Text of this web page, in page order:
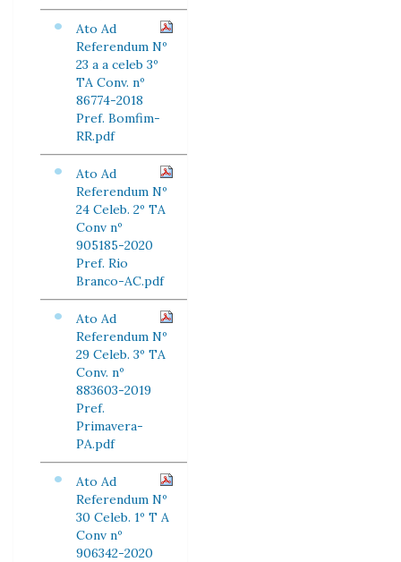
Ato Ad
Referendum Nº
23 a a celeb 3º
TA Conv. nº
86774-2018
Pref. Bomfim-
RR.pdf
Ato Ad
Referendum Nº
24 Celeb. 2º TA
Conv nº
905185-2020
Pref. Rio
Branco-AC.pdf
Ato Ad
Referendum Nº
29 Celeb. 3º TA
Conv. nº
883603-2019
Pref.
Primavera-
PA.pdf
Ato Ad
Referendum Nº
30 Celeb. 1º T A
Conv nº
906342-2020